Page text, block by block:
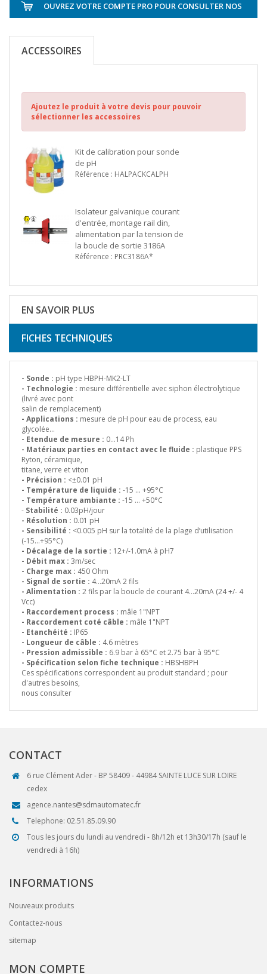
OUVREZ VOTRE COMPTE PRO POUR CONSULTER NOS
ACCESSOIRES
Ajoutez le produit à votre devis pour pouvoir
sélectionner les accessoires
Kit de calibration pour sonde
de pH
Référence : HALPACKCALPH
Isolateur galvanique courant
d'entrée, montage rail din,
alimentation par la tension de
la boucle de sortie 3186A
Référence : PRC3186A*
EN SAVOIR PLUS
FICHES TECHNIQUES
- Sonde : pH type HBPH-MK2-LT
- Technologie : mesure différentielle avec siphon électrolytique
(livré avec pont
salin de remplacement)
- Applications : mesure de pH pour eau de process, eau
glycolée…
- Etendue de mesure : 0…14 Ph
- Matériaux parties en contact avec le fluide : plastique PPS
Ryton, céramique,
titane, verre et viton
- Précision : <±0.01 pH
- Température de liquide : -15 … +95°C
- Température ambiante : -15 … +50°C
- Stabilité : 0.03pH/jour
- Résolution : 0.01 pH
- Sensibilité : <0.005 pH sur la totalité de la plage d’utilisation
(-15…+95°C)
- Décalage de la sortie : 12+/-1.0mA à pH7
- Débit max : 3m/sec
- Charge max : 450 Ohm
- Signal de sortie : 4…20mA 2 fils
- Alimentation : 2 fils par la boucle de courant 4…20mA (24 +/- 4
Vcc)
- Raccordement process : mâle 1"NPT
- Raccordement coté câble : mâle 1"NPT
- Etanchéité : IP65
- Longueur de câble : 4.6 mètres
- Pression admissible : 6.9 bar à 65°C et 2.75 bar à 95°C
- Spécification selon fiche technique : HBSHBPH
Ces spécifications correspondent au produit standard ; pour
d'autres besoins,
nous consulter
CONTACT
6 rue Clément Ader - BP 58409 - 44984 SAINTE LUCE SUR LOIRE
cedex
agence.nantes@sdmautomatec.fr
Telephone: 02.51.85.09.90
Tous les jours du lundi au vendredi - 8h/12h et 13h30/17h (sauf le
vendredi à 16h)
INFORMATIONS
Nouveaux produits
Contactez-nous
sitemap
MON COMPTE